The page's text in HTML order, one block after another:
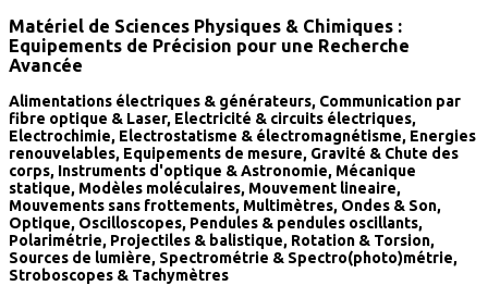
Matériel de Sciences Physiques & Chimiques :
Equipements de Précision pour une Recherche
Avancée
Alimentations électriques & générateurs, Communication par
fibre optique & Laser, Electricité & circuits électriques,
Electrochimie, Electrostatisme & électromagnétisme, Energies
renouvelables, Equipements de mesure, Gravité & Chute des
corps, Instruments d'optique & Astronomie, Mécanique
statique, Modèles moléculaires, Mouvement lineaire,
Mouvements sans frottements, Multimètres, Ondes & Son,
Optique, Oscilloscopes, Pendules & pendules oscillants,
Polarimétrie, Projectiles & balistique, Rotation & Torsion,
Sources de lumière, Spectrométrie & Spectro(photo)métrie,
Stroboscopes & Tachymètres